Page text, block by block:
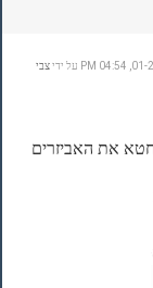
צבי
את האביזרים